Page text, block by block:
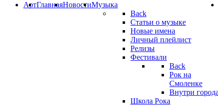
Музыка
Back
Статьи о музыке
Новые имена
Личный плейлист
Релизы
Фестивали
Back
Рок на
Смоленке
Внутри
Школа Рока
Новости
Главная
Арт